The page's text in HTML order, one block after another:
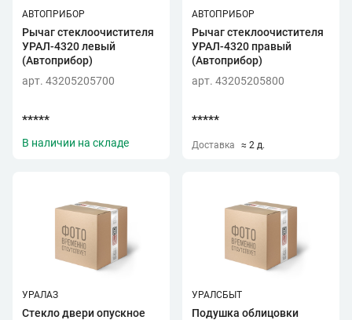
АВТОПРИБОР
Рычаг стеклоочистителя
УРАЛ-4320 левый
(Автоприбор)
арт. 43205205700
*****
В наличии на складе
АВТОПРИБОР
Рычаг стеклоочистителя
УРАЛ-4320 правый
(Автоприбор)
арт. 43205205800
*****
Доставка ≈ 2 д.
УРАЛАЗ
Стекло двери опускное
УРАЛСБЫТ
Подушка облицовки